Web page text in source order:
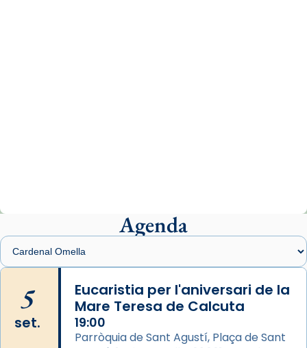
presidit aquest 27 de juliol la missa de Les
Santes de Mataró.
🔗
📸 J. Merino
Photo
View on Facebook ·
Agenda
5
set.
Eucaristia per l'aniversari de la
Mare Teresa de Calcuta
19:00
Parròquia de Sant Agustí, Plaça de Sant